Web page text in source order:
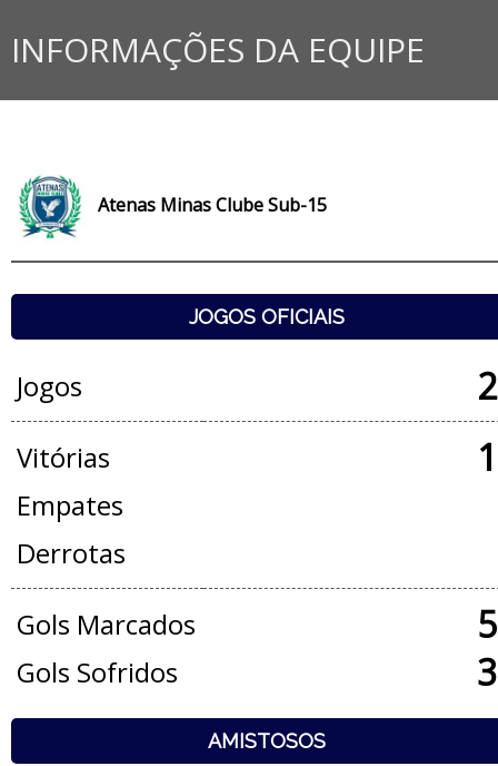
INFORMAÇÕES DA EQUIPE
Atenas Minas Clube Sub-15
JOGOS OFICIAIS
Jogos
Vitórias
Empates
Derrotas
Gols Marcados
Gols Sofridos
AMISTOSOS